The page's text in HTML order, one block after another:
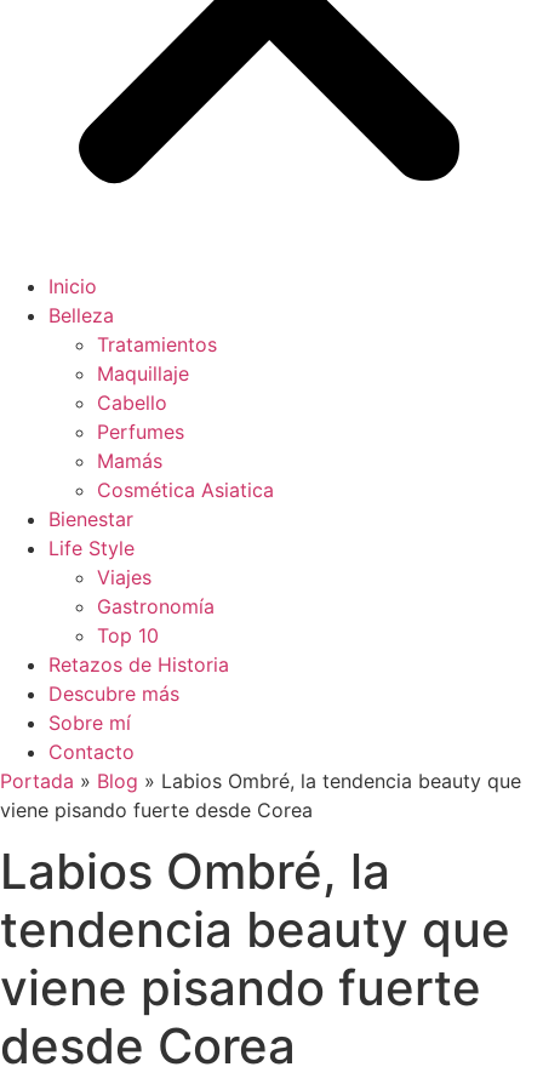
Inicio
Belleza
Tratamientos
Maquillaje
Cabello
Perfumes
Mamás
Cosmética Asiatica
Bienestar
Life Style
Viajes
Gastronomía
Top 10
Retazos de Historia
Descubre más
Sobre mí
Contacto
Portada » Blog » Labios Ombré, la tendencia beauty que
viene pisando fuerte desde Corea
Labios Ombré, la
tendencia beauty que
viene pisando fuerte
desde Corea